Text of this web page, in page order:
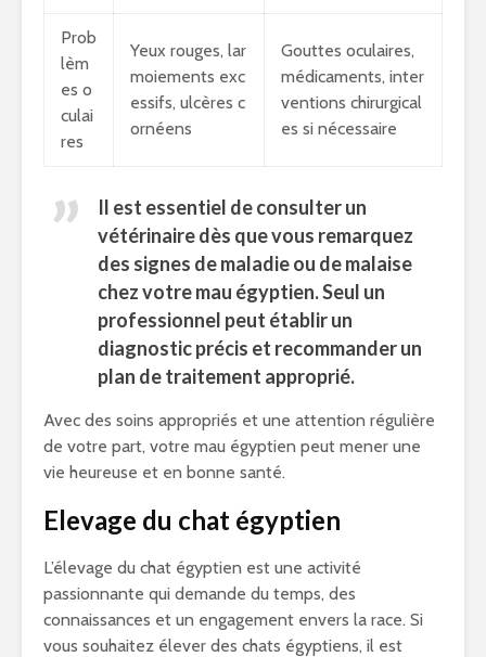
Prob
lèm
es o
culai
res
Yeux rouges, lar
moiements exc
essifs, ulcères c
ornéens
Gouttes oculaires,
médicaments, inter
ventions chirurgical
es si nécessaire
Il est essentiel de consulter un
vétérinaire dès que vous remarquez
des signes de maladie ou de malaise
chez votre mau égyptien. Seul un
professionnel peut établir un
diagnostic précis et recommander un
plan de traitement approprié.
Avec des soins appropriés et une attention régulière
de votre part, votre mau égyptien peut mener une
vie heureuse et en bonne santé.
Elevage du chat égyptien
L’élevage du chat égyptien est une activité
passionnante qui demande du temps, des
connaissances et un engagement envers la race. Si
vous souhaitez élever des chats égyptiens, il est